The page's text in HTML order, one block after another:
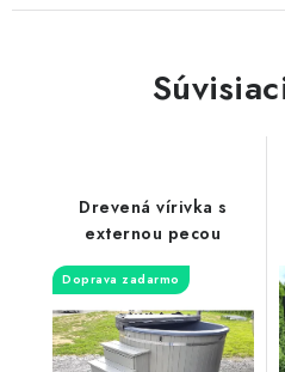
Drevená vírivka s
externou pecou
Doprava zadarmo